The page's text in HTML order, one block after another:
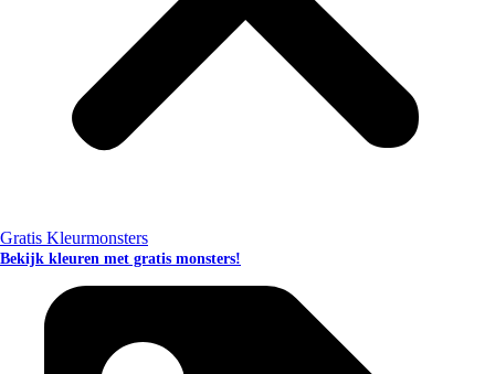
Gratis Kleurmonsters
Bekijk kleuren met gratis monsters!